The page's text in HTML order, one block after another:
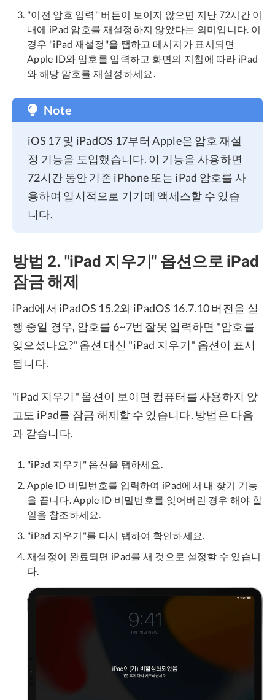
"이전 암호 입력" 버튼이 보이지 않으면 지난 72시간 이
내에 iPad 암호를 재설정하지 않았다는 의미입니다. 이
경우 "iPad 재설정"을 탭하고 메시지가 표시되면
Apple ID와 암호를 입력하고 화면의 지침에 따라 iPad
와 해당 암호를 재설정하세요.
Note
iOS 17 및 iPadOS 17부터 Apple은 암호 재설
정 기능을 도입했습니다. 이 기능을 사용하면
72시간 동안 기존 iPhone 또는 iPad 암호를 사
용하여 일시적으로 기기에 액세스할 수 있습
니다.
방법 2. "iPad 지우기" 옵션으로 iPad
잠금 해제
iPad에서 iPadOS 15.2와 iPadOS 16.7.10 버전을 실
행 중일 경우, 암호를 6~7번 잘못 입력하면 "암호를
잊으셨나요?" 옵션 대신 "iPad 지우기" 옵션이 표시
됩니다.
"iPad 지우기" 옵션이 보이면 컴퓨터를 사용하지 않
고도 iPad를 잠금 해제할 수 있습니다. 방법은 다음
과 같습니다.
"iPad 지우기" 옵션을 탭하세요.
Apple ID 비밀번호를 입력하여 iPad에서 내 찾기 기능
을 끕니다. Apple ID 비밀번호를 잊어버린 경우 해야 할
일을 참조하세요.
"iPad 지우기"를 다시 탭하여 확인하세요.
재설정이 완료되면 iPad를 새 것으로 설정할 수 있습니
다.